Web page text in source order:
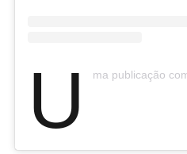
U ma publicação compartilhada